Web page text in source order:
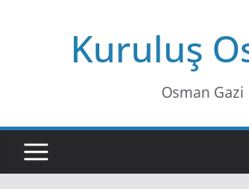
Kuruluş
Osman Gazi